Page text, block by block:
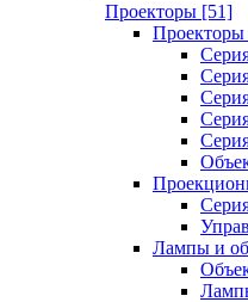
Проекторы [51]
Проекторы
Лампы и